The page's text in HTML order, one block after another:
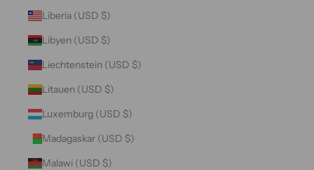
Liberia (USD $)
Libyen (USD $)
Liechtenstein (USD $)
Litauen (USD $)
Luxemburg (USD $)
Madagaskar (USD $)
Malawi (USD $)